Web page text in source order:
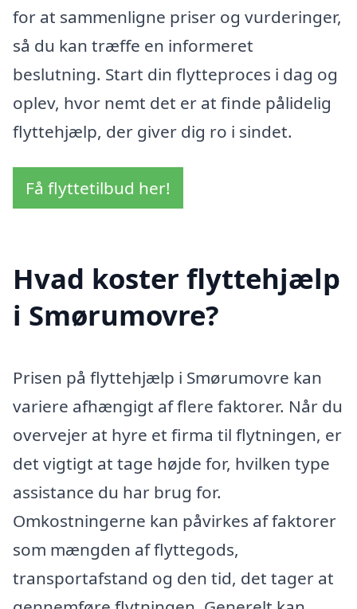
for at sammenligne priser og vurderinger,
så du kan træffe en informeret
beslutning. Start din flytteproces i dag og
oplev, hvor nemt det er at finde pålidelig
flyttehjælp, der giver dig ro i sindet.
Få flyttetilbud her!
Hvad koster flyttehjælp
i Smørumovre?
Prisen på flyttehjælp i Smørumovre kan
variere afhængigt af flere faktorer. Når du
overvejer at hyre et firma til flytningen, er
det vigtigt at tage højde for, hvilken type
assistance du har brug for.
Omkostningerne kan påvirkes af faktorer
som mængden af flyttegods,
transportafstand og den tid, det tager at